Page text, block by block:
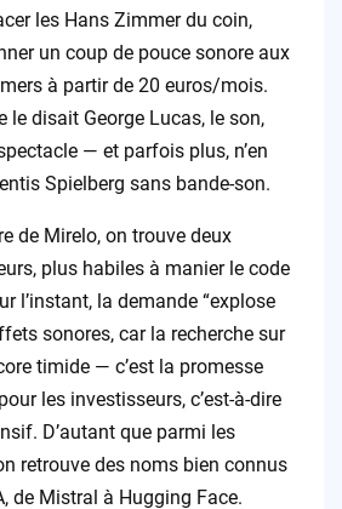
les Hans Zimmer du coin,
un coup de pouce sonore aux
à partir de 20 euros/mois.
le disait George Lucas, le son,
— et parfois plus, n’en
Spielberg sans bande-son.
de Mirelo, on trouve deux
plus habiles à manier le code
l’instant, la demande “explose
sonores, car la recherche sur
timide — c’est la promesse
les investisseurs, c’est-à-dire
D’autant que parmi les
retrouve des noms bien connus
de Mistral à Hugging Face.